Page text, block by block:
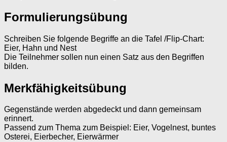
Formulierungsübung
Schreiben Sie folgende Begriffe an die Tafel /Flip-Chart:
Eier, Hahn und Nest
Die Teilnehmer sollen nun einen Satz aus den Begriffen
bilden.
Merkfähigkeitsübung
Gegenstände werden abgedeckt und dann gemeinsam
erinnert.
Passend zum Thema zum Beispiel: Eier, Vogelnest, buntes
Osterei, Eierbecher, Eierwärmer